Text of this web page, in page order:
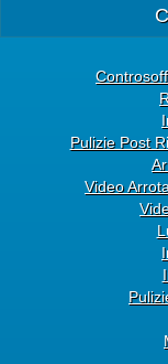
Pulizie Post
Video